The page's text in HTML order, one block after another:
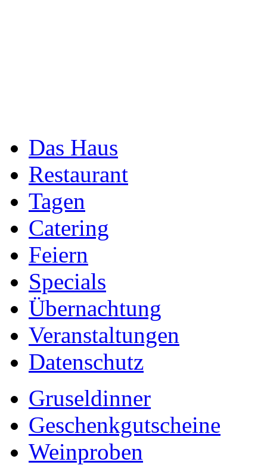
Das Haus
Restaurant
Tagen
Catering
Feiern
Specials
Übernachtung
Veranstaltungen
Datenschutz
Gruseldinner
Geschenkgutscheine
Weinproben